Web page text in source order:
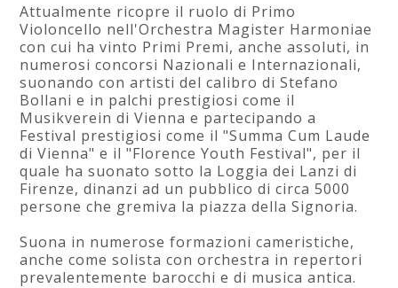
Attualmente ricopre il ruolo di Primo
Violoncello nell'Orchestra Magister Harmoniae
con cui ha vinto Primi Premi, anche assoluti, in
numerosi concorsi Nazionali e Internazionali,
suonando con artisti del calibro di Stefano
Bollani e in palchi prestigiosi come il
Musikverein di Vienna e partecipando a
Festival prestigiosi come il "Summa Cum Laude
di Vienna" e il "Florence Youth Festival", per il
quale ha suonato sotto la Loggia dei Lanzi di
Firenze, dinanzi ad un pubblico di circa 5000
persone che gremiva la piazza della Signoria.
Suona in numerose formazioni cameristiche,
anche come solista con orchestra in repertori
prevalentemente barocchi e di musica antica.